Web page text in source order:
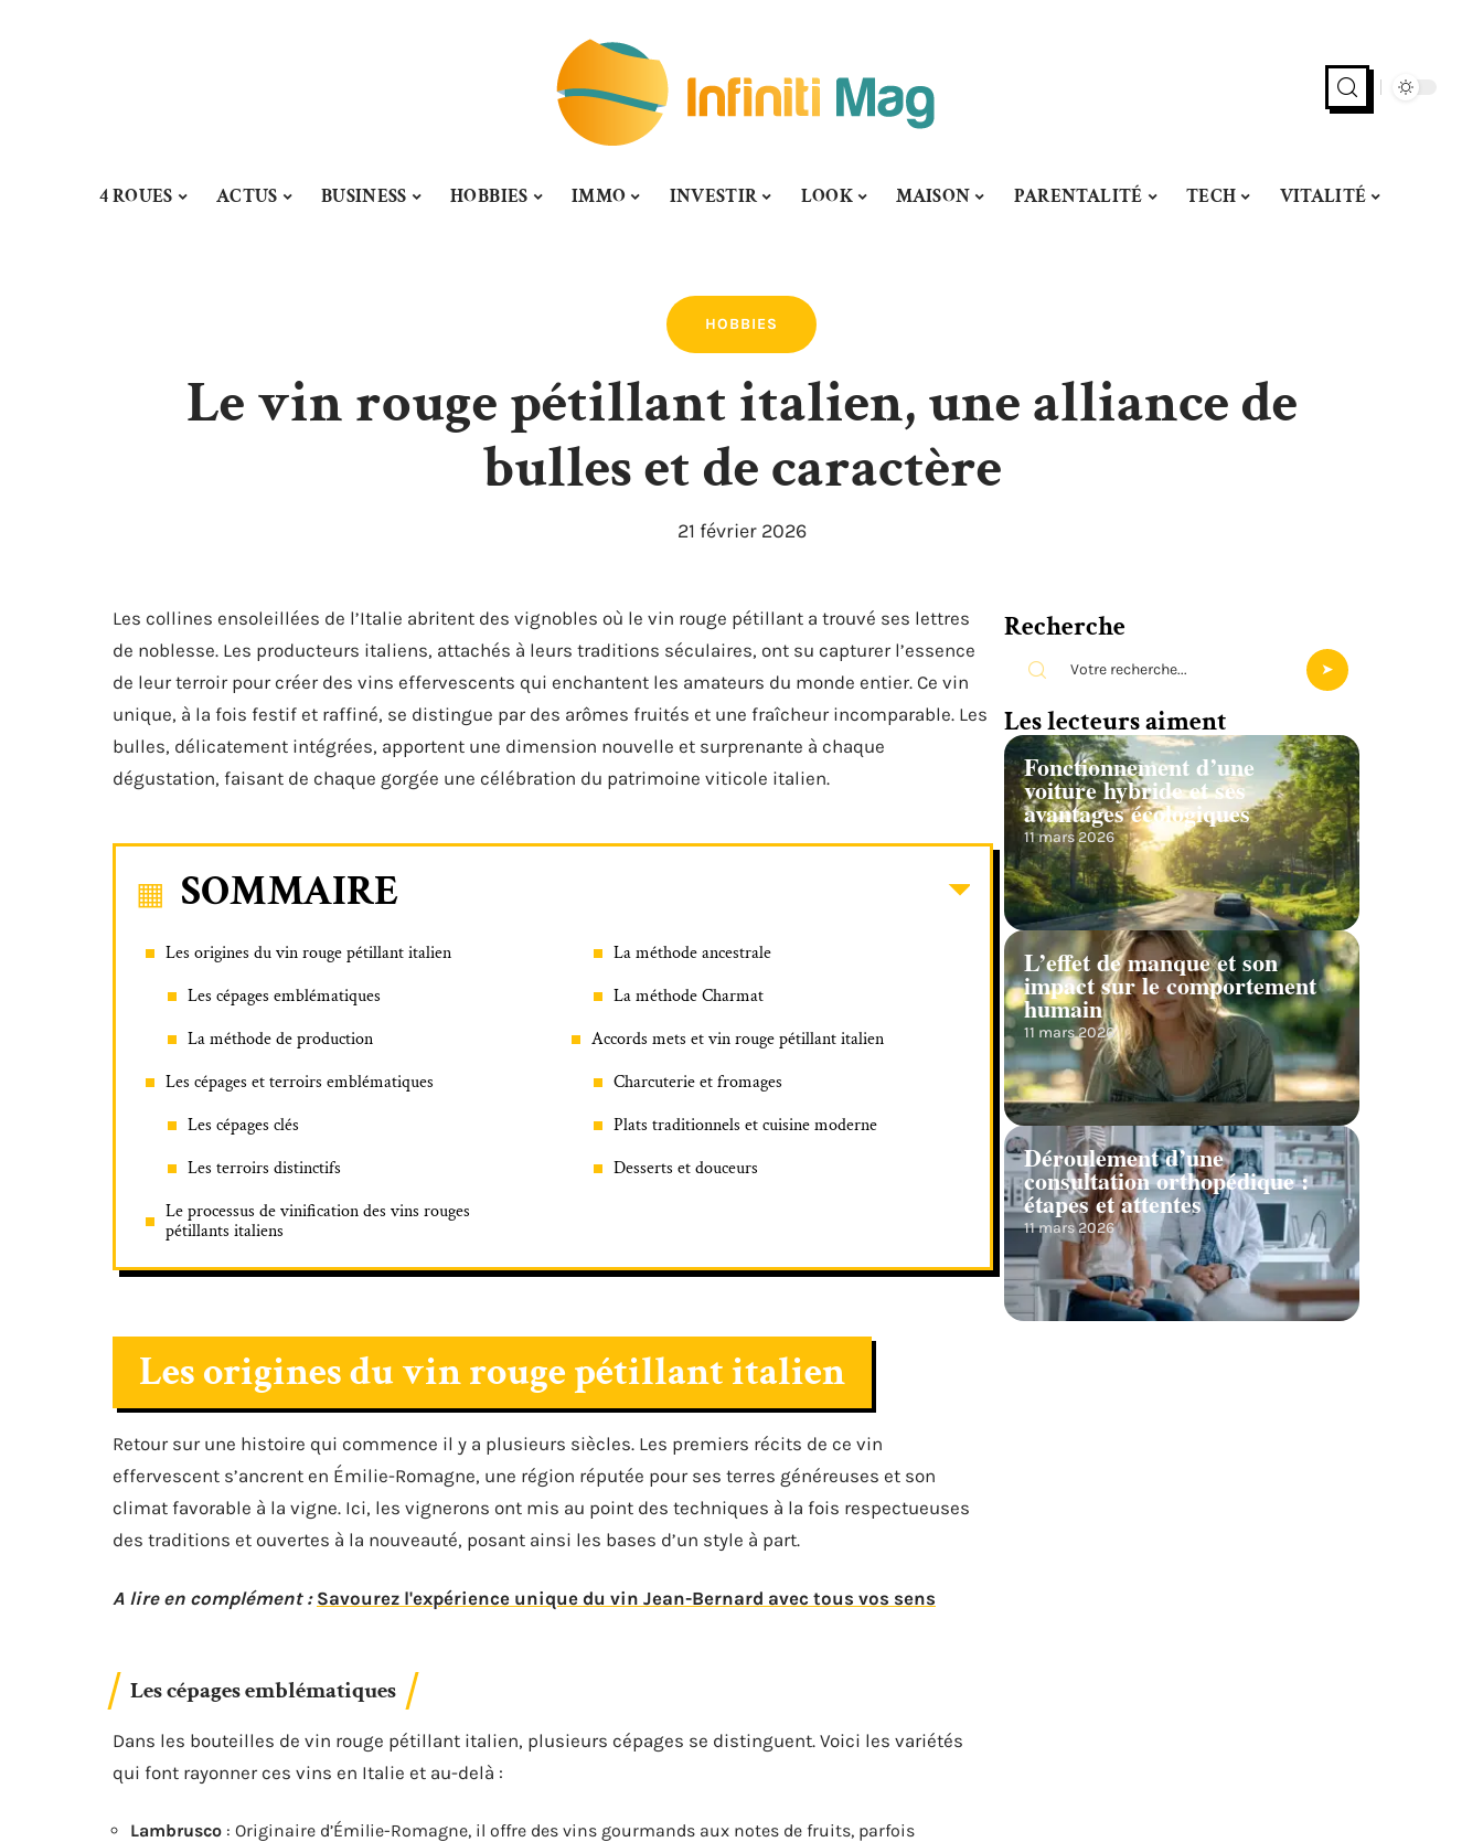
4 ROUES ACTUS BUSINESS HOBBIES IMMO INVESTIR LOOK MAISON PARENTALITÉ TECH VITALITÉ
HOBBIES
Le vin rouge pétillant italien, une alliance de
bulles et de caractère
21 février 2026
Les collines ensoleillées de l’Italie abritent des vignobles où le vin rouge pétillant a trouvé ses lettres
de noblesse. Les producteurs italiens, attachés à leurs traditions séculaires, ont su capturer l’essence
de leur terroir pour créer des vins effervescents qui enchantent les amateurs du monde entier. Ce vin
unique, à la fois festif et raffiné, se distingue par des arômes fruités et une fraîcheur incomparable. Les
bulles, délicatement intégrées, apportent une dimension nouvelle et surprenante à chaque
dégustation, faisant de chaque gorgée une célébration du patrimoine viticole italien.
SOMMAIRE
Les origines du vin rouge pétillant italien
Les cépages emblématiques
La méthode de production
Les cépages et terroirs emblématiques
Les cépages clés
Les terroirs distinctifs
Le processus de vinification des vins rouges
pétillants italiens
La méthode ancestrale
La méthode Charmat
Accords mets et vin rouge pétillant italien
Charcuterie et fromages
Plats traditionnels et cuisine moderne
Desserts et douceurs
Les origines du vin rouge pétillant italien
Retour sur une histoire qui commence il y a plusieurs siècles. Les premiers récits de ce vin
effervescent s’ancrent en Émilie-Romagne, une région réputée pour ses terres généreuses et son
climat favorable à la vigne. Ici, les vignerons ont mis au point des techniques à la fois respectueuses
des traditions et ouvertes à la nouveauté, posant ainsi les bases d’un style à part.
A lire en complément : Savourez l'expérience unique du vin Jean-Bernard avec tous vos sens
Les cépages emblématiques
Dans les bouteilles de vin rouge pétillant italien, plusieurs cépages se distinguent. Voici les variétés
qui font rayonner ces vins en Italie et au-delà :
Lambrusco : Originaire d’Émilie-Romagne, il offre des vins gourmands aux notes de fruits, parfois
Recherche
Les lecteurs aiment
Fonctionnement d’une
voiture hybride et ses
avantages écologiques
11 mars 2026
L’effet de manque et son
impact sur le comportement
humain
11 mars 2026
Déroulement d’une
consultation orthopédique :
étapes et attentes
11 mars 2026